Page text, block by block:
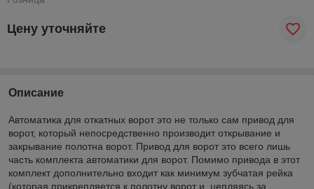
Цену уточняйте
Описание
Автоматика для откатных ворот это не только сам привод для
ворот, который непосредственно производит открывание и
закрывание полотна ворот. Привод для ворот это всего лишь
часть комплекта автоматики для ворот. Помимо привода в этот
комплект дополнительно входит как минимум зубчатая рейка
(которая прикрепляется к полотну ворот и, цепляясь за